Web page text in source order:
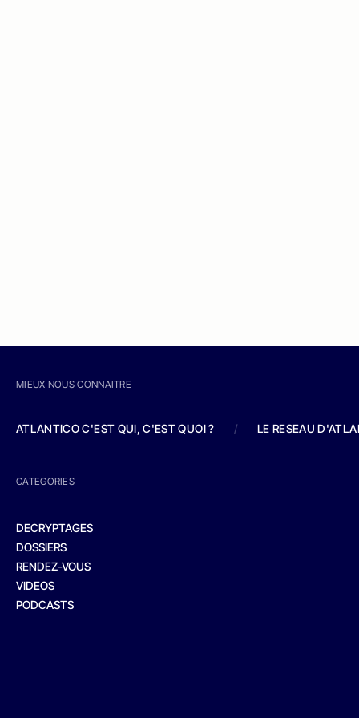
MIEUX NOUS CONNAITRE
ATLANTICO C'EST QUI, C'EST QUOI ? / LE RESEAU
CATEGORIES
DECRYPTAGES
DOSSIERS
RENDEZ-VOUS
VIDEOS
PODCASTS